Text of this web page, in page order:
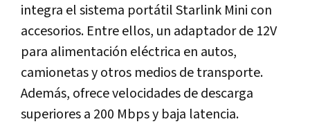
integra el sistema portátil Starlink Mini con
accesorios. Entre ellos, un adaptador de 12V
para alimentación eléctrica en autos,
camionetas y otros medios de transporte.
Además, ofrece velocidades de descarga
superiores a 200 Mbps y baja latencia.